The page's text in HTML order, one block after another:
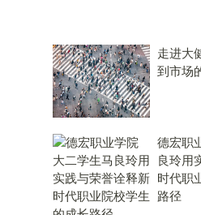
走进大
到市场
德宏职
良玲用
时代职
路径